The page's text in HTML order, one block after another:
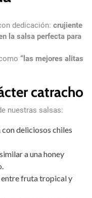
dedicación: crujiente
la salsa perfecta para
“las mejores alitas
accesa uncredit
integral, fără
catracho
nuestras salsas:
con deliciosos chiles
a una honey
fruta tropical y